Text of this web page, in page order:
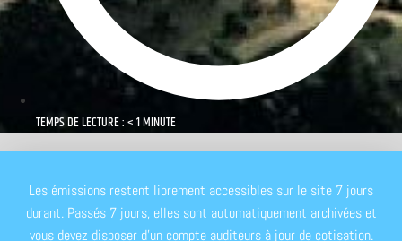
TEMPS DE LECTURE : < 1 MINUTE
Les émissions restent librement accessibles sur le site 7 jours
durant. Passés 7 jours, elles sont automatiquement archivées et
vous devez disposer d'un compte auditeurs à jour de cotisation.